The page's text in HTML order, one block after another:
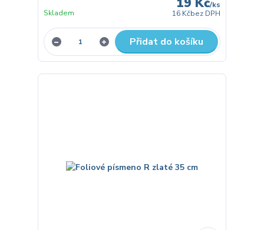
/ks
16 Kčbez DPH
Skladem
Přidat do košíku